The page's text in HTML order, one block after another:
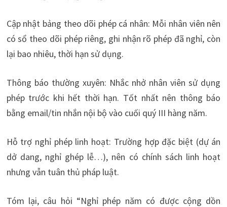
Cập nhật bảng theo dõi phép cá nhân: Mỗi nhân viên nên
có sổ theo dõi phép riêng, ghi nhận rõ phép đã nghỉ, còn
lại bao nhiêu, thời hạn sử dụng.
Thông báo thường xuyên: Nhắc nhở nhân viên sử dụng
phép trước khi hết thời hạn. Tốt nhất nên thông báo
bằng email/tin nhắn nội bộ vào cuối quý III hàng năm.
Hỗ trợ nghỉ phép linh hoạt: Trường hợp đặc biệt (dự án
dở dang, nghỉ ghép lễ…), nên có chính sách linh hoạt
nhưng vẫn tuân thủ pháp luật.
Tóm lại, câu hỏi “Nghỉ phép năm có được cộng dồn